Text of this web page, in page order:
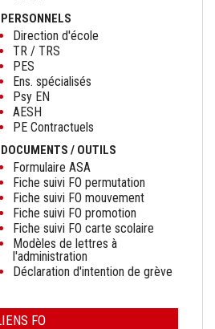
PERSONNELS
Direction d'école
TR / TRS
PES
Ens. spécialisés
Psy EN
AESH
PE Contractuels
DOCUMENTS / OUTILS
Formulaire ASA
Fiche suivi FO permutation
Fiche suivi FO mouvement
Fiche suivi FO promotion
Fiche suivi FO carte scolaire
Modèles de lettres à
l'administration
Déclaration d'intention de grève
FO